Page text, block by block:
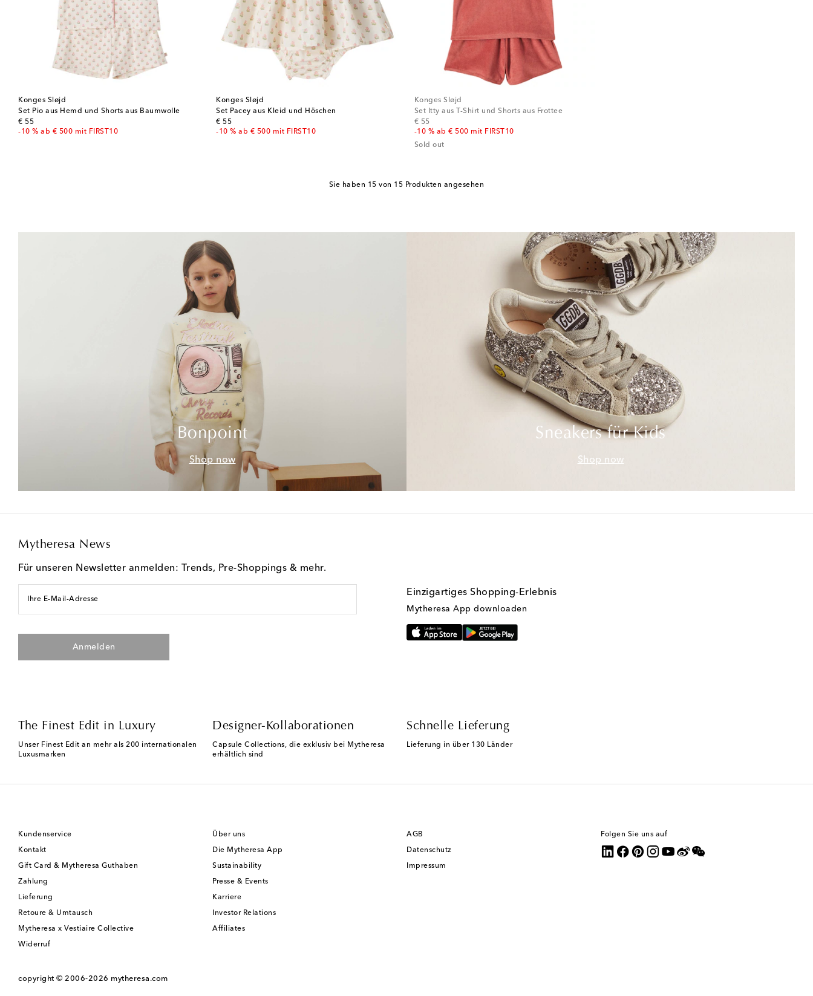
Konges Sløjd
Set Pio aus Hemd und Shorts aus Baumwolle
€ 55
original price
-10 % ab € 500 mit FIRST10
Konges Sløjd
Set Pacey aus Kleid und Höschen
€ 55
original price
-10 % ab € 500 mit FIRST10
Konges Sløjd
Set Itty aus T-Shirt und Shorts aus Frottee
€ 55
original price
-10 % ab € 500 mit FIRST10
Sold out
Sie haben 15 von 15 Produkten angesehen
Bonpoint
Shop now
Sneakers für Kids
Shop now
Mytheresa News
Für unseren Newsletter anmelden: Trends, Pre-Shoppings & mehr.
Ihre E-Mail-Adresse
Anmelden
Einzigartiges Shopping-Erlebnis
Mytheresa App downloaden
The Finest Edit in Luxury
Unser Finest Edit an mehr als 200 internationalen
Luxusmarken
Designer-Kollaborationen
Capsule Collections, die exklusiv bei Mytheresa
erhältlich sind
Schnelle Lieferung
Lieferung in über 130 Länder
Kundenservice
Kontakt
Gift Card & Mytheresa Guthaben
Zahlung
Lieferung
Retoure & Umtausch
Mytheresa x Vestiaire Collective
Widerruf
Über uns
Die Mytheresa App
Sustainability
Presse & Events
Karriere
Investor Relations
Affiliates
AGB
Datenschutz
Impressum
Folgen Sie uns auf
copyright © 2006-2026 mytheresa.com